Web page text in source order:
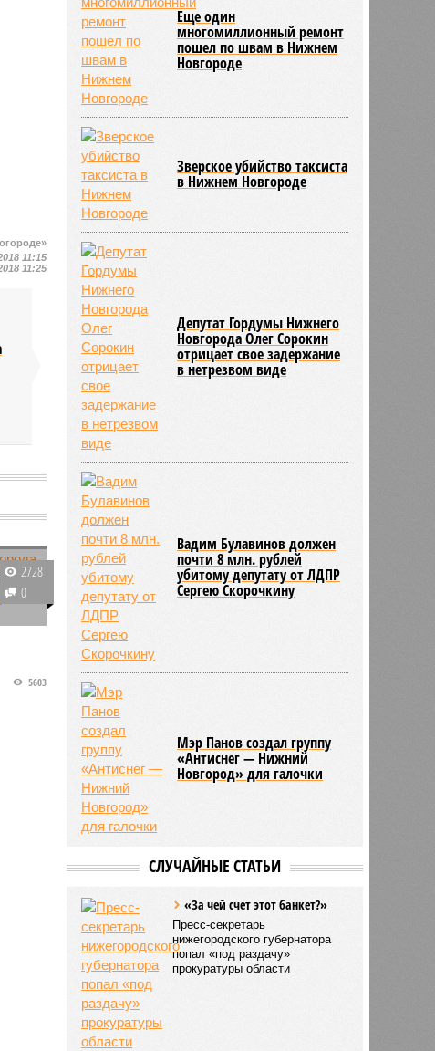
11:15
11:25
2728
0
5603
Еще один
многомиллионный ремонт
пошел по швам в Нижнем
Новгороде
Зверское убийство таксиста
в Нижнем Новгороде
Депутат Гордумы Нижнего
Новгорода Олег Сорокин
отрицает свое задержание
в нетрезвом виде
Вадим Булавинов должен
почти 8 млн. рублей
убитому депутату от ЛДПР
Сергею Скорочкину
Мэр Панов создал группу
«Антиснег — Нижний
Новгород» для галочки
СЛУЧАЙНЫЕ СТАТЬИ
«За чей счет этот банкет?»
Пресс-секретарь
нижегородского губернатора
попал «под раздачу»
прокуратуры области